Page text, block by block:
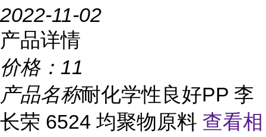
2022-11-02
产品详情
价格： 11
产品名称耐化学性良好PP 李
长荣 6524 均聚物原料 查看相